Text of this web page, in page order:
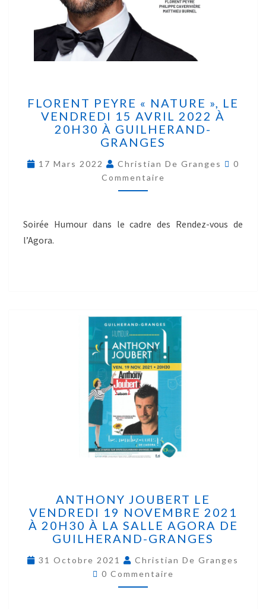
FLORENT PEYRE « NATURE », LE
VENDREDI 15 AVRIL 2022 À
20H30 À GUILHERAND-
GRANGES
17 Mars 2022 Christian De Granges
0
Commentaire
Soirée Humour dans le cadre des Rendez-vous de
l’Agora.
ANTHONY JOUBERT LE
VENDREDI 19 NOVEMBRE 2021
À 20H30 À LA SALLE AGORA DE
GUILHERAND-GRANGES
31 Octobre 2021
Christian De Granges
0 Commentaire